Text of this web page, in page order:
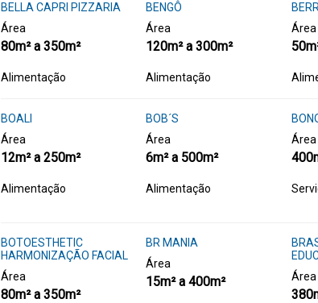
BELLA CAPRI PIZZARIA
Área
80m² a 350m²
Alimentação
BENGÔ
Área
120m² a 300m²
Alimentação
Área
BOALI
Área
12m² a 250m²
Alimentação
BOB´S
Área
6m² a 500m²
Alimentação
Área
BOTOESTHETIC
HARMONIZAÇÃO FACIAL
Área
80m² a 350m²
BR MANIA
Área
15m² a 400m²
Área